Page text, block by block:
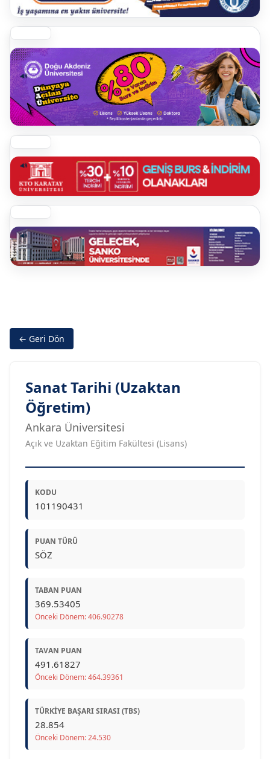
← Geri Dön
Sanat Tarihi (Uzaktan
Öğretim)
Ankara Üniversitesi
Açık ve Uzaktan Eğitim Fakültesi (Lisans)
KODU
101190431
PUAN TÜRÜ
SÖZ
TABAN PUAN
369.53405
Önceki Dönem: 406.90278
TAVAN PUAN
491.61827
Önceki Dönem: 464.39361
TÜRKIYE BAŞARI SIRASI (TBS)
28.854
Önceki Dönem: 24.530